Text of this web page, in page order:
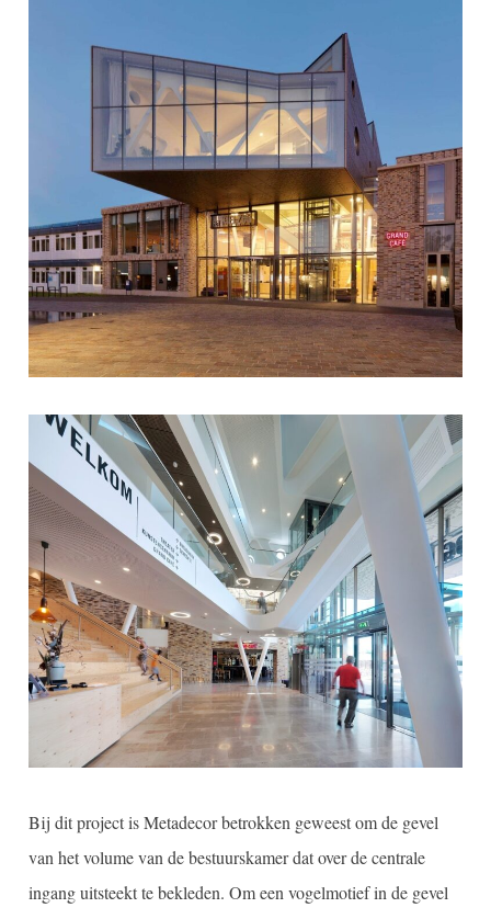
Bij dit project is Metadecor betrokken geweest om de gevel
van het volume van de bestuurskamer dat over de centrale
ingang uitsteekt te bekleden. Om een vogelmotief in de gevel